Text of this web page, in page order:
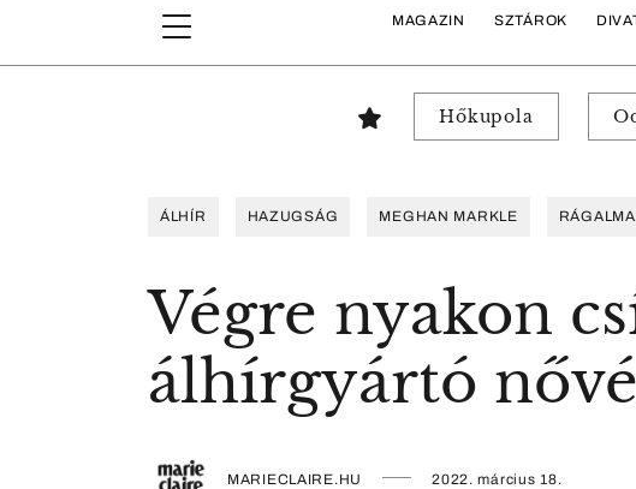
MAGAZIN SZTÁROK
Hőkupola
ÁLHÍR HAZUGSÁG MEGHAN MARKLE
Végre nyakon
álhírgyártó
MARIECLAIRE.HU 2022. március 18.